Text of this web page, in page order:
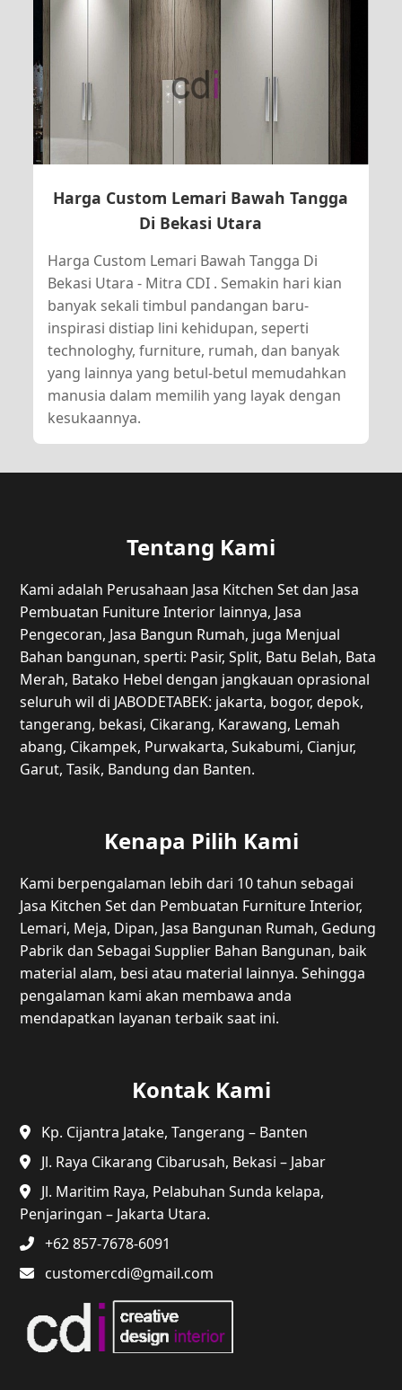
Harga Custom Lemari Bawah Tangga
Di Bekasi Utara
Harga Custom Lemari Bawah Tangga Di
Bekasi Utara - Mitra CDI . Semakin hari kian
banyak sekali timbul pandangan baru-
inspirasi distiap lini kehidupan, seperti
technologhy, furniture, rumah, dan banyak
yang lainnya yang betul-betul memudahkan
manusia dalam memilih yang layak dengan
kesukaannya.
Tentang Kami
Kami adalah Perusahaan Jasa Kitchen Set dan Jasa
Pembuatan Funiture Interior lainnya, Jasa
Pengecoran, Jasa Bangun Rumah, juga Menjual
Bahan bangunan, sperti: Pasir, Split, Batu Belah, Bata
Merah, Batako Hebel dengan jangkauan oprasional
seluruh wil di JABODETABEK: jakarta, bogor, depok,
tangerang, bekasi, Cikarang, Karawang, Lemah
abang, Cikampek, Purwakarta, Sukabumi, Cianjur,
Garut, Tasik, Bandung dan Banten.
Kenapa Pilih Kami
Kami berpengalaman lebih dari 10 tahun sebagai
Jasa Kitchen Set dan Pembuatan Furniture Interior,
Lemari, Meja, Dipan, Jasa Bangunan Rumah, Gedung
Pabrik dan Sebagai Supplier Bahan Bangunan, baik
material alam, besi atau material lainnya. Sehingga
pengalaman kami akan membawa anda
mendapatkan layanan terbaik saat ini.
Kontak Kami
Kp. Cijantra Jatake, Tangerang – Banten
Jl. Raya Cikarang Cibarusah, Bekasi – Jabar
Jl. Maritim Raya, Pelabuhan Sunda kelapa,
Penjaringan – Jakarta Utara.
+62 857-7678-6091
customercdi@gmail.com